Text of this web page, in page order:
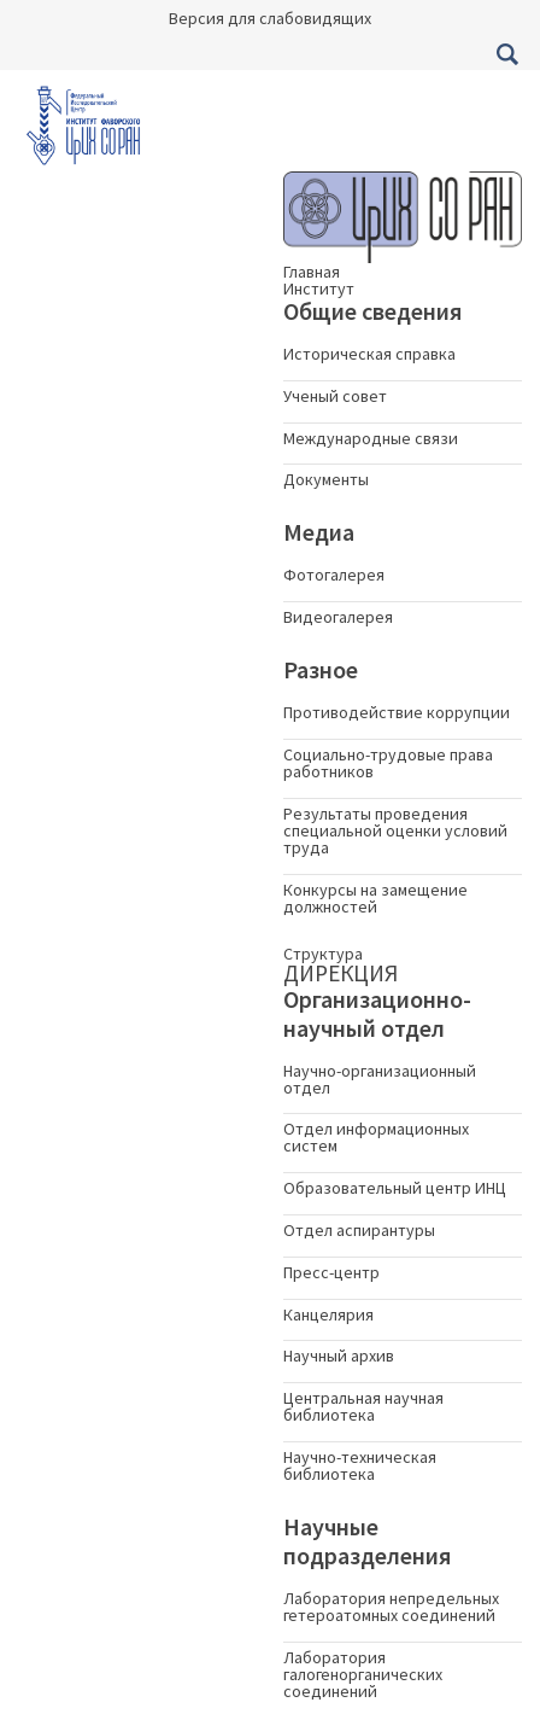
Версия для слабовидящих
Главная
Институт
Общие сведения
Историческая справка
Ученый совет
Международные связи
Документы
Медиа
Фотогалерея
Видеогалерея
Разное
Противодействие коррупции
Социально-трудовые права
работников
Результаты проведения
специальной оценки условий
труда
Конкурсы на замещение
должностей
Структура
ДИРЕКЦИЯ
Организационно-
научный отдел
Научно-организационный
отдел
Отдел информационных
систем
Образовательный центр ИНЦ
Отдел аспирантуры
Пресс-центр
Канцелярия
Научный архив
Центральная научная
библиотека
Научно-техническая
библиотека
Научные
подразделения
Лаборатория непредельных
гетероатомных соединений
Лаборатория
галогенорганических
соединений